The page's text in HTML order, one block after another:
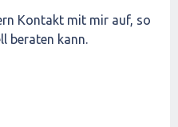
Kontakt mit mir auf, so
beraten kann.